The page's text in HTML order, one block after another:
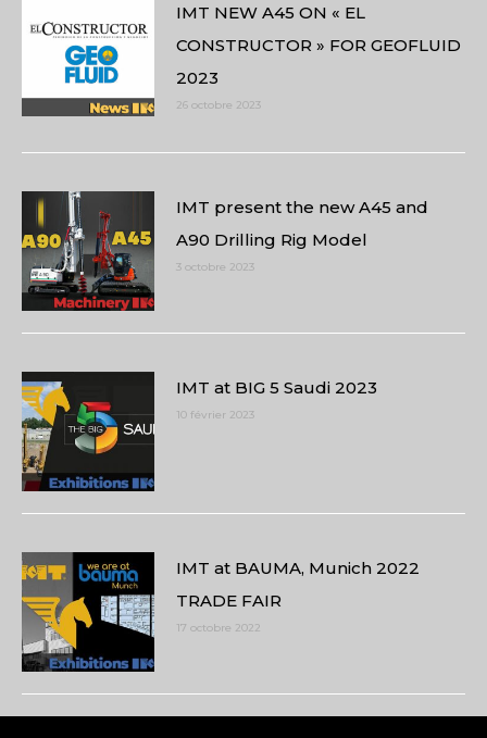
IMT NEW A45 ON « EL
CONSTRUCTOR » FOR GEOFLUID
2023
26 octobre 2023
IMT present the new A45 and
A90 Drilling Rig Model
3 octobre 2023
IMT at BIG 5 Saudi 2023
10 février 2023
IMT at BAUMA, Munich 2022
TRADE FAIR
17 octobre 2022